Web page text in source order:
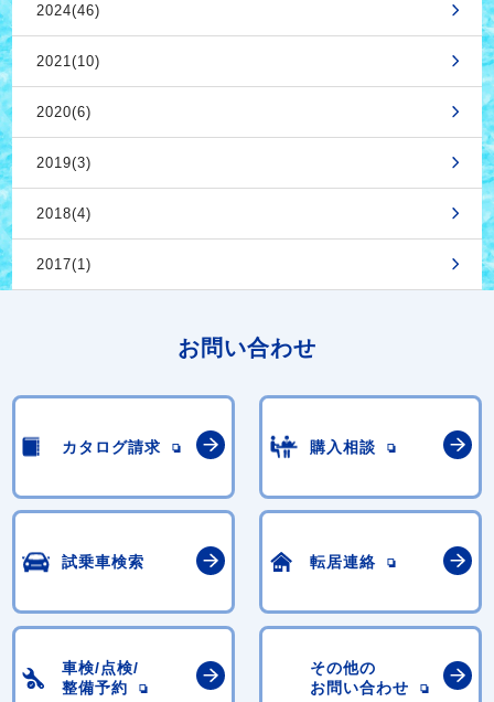
2024(46)
2021(10)
2020(6)
2019(3)
2018(4)
2017(1)
お問い合わせ
カタログ請求 購入相談
試乗車検索 転居連絡
車検/点検/
整備予約
その他の
お問い合わせ